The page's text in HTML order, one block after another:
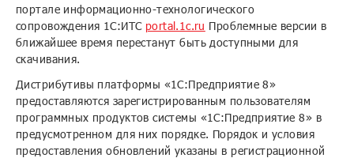
портале информационно-технологического
сопровождения 1С:ИТС portal.1c.ru Проблемные версии в
ближайшее время перестанут быть доступными для
скачивания.
Дистрибутивы платформы «1С:Предприятие 8»
предоставляются зарегистрированным пользователям
программных продуктов системы «1С:Предприятие 8» в
предусмотренном для них порядке. Порядок и условия
предоставления обновлений указаны в регистрационной